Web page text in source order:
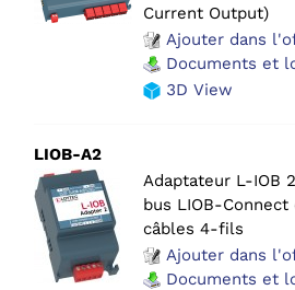
Current Output)
Ajouter dans
Documents et
3D View
LIOB-A2
Adaptateur L-IOB
bus LIOB-
câbles 4-fils
Ajouter dans
Documents et